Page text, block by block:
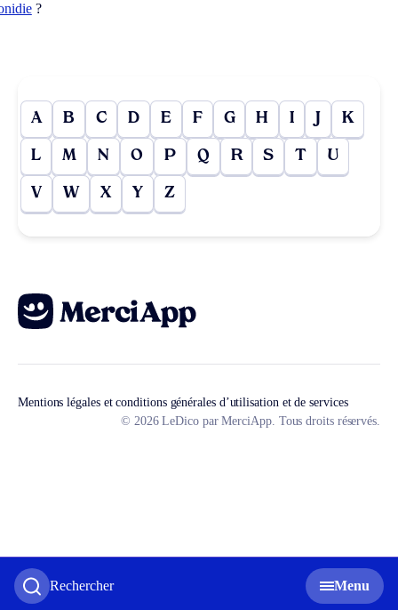
Rechercher Menu
?
A B C D E F G H I J K
L M N O P Q R S T U
V W X Y Z
Mentions légales et conditions générales d’utilisation et de services
© 2026 LeDico par MerciApp. Tous droits réservés.